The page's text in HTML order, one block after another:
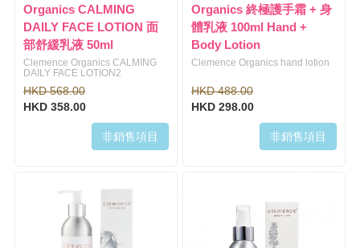
Organics CALMING
DAILY FACE LOTION 面
部舒緩乳液 50ml
Clemence Organics CALMING
DAILY FACE LOTION2
HKD 568.00
HKD 358.00
非銷售項目
Organics 終極護手霜 + 身
體乳液 100ml Hand +
Body Lotion
Clemence Organics hand lotion
HKD 488.00
HKD 298.00
非銷售項目